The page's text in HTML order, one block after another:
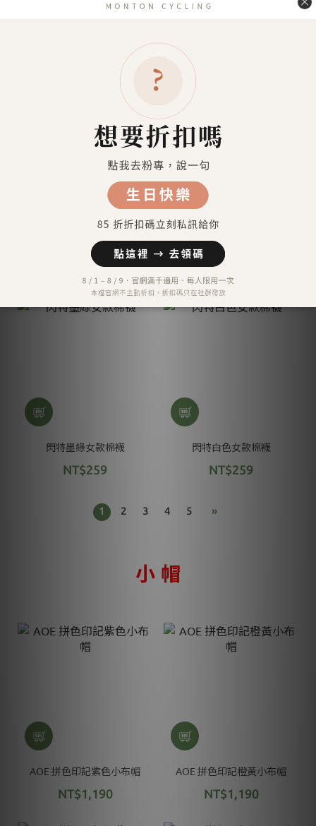
車 襪
閃特藏青女款棉襪
NT$259
閃特橙色女款棉襪
NT$259
閃特墨綠女款棉襪
NT$259
閃特白色女款棉襪
NT$259
1 2 3 4 5 »
小 帽
AOE 拼色印記紫色小布帽
NT$1,190
AOE 拼色印記橙黃小布帽
NT$1,190